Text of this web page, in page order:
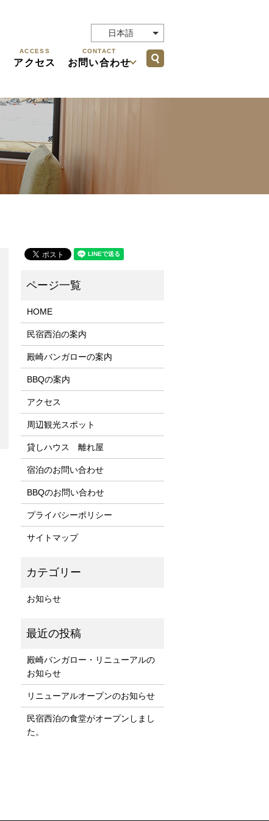
日本語
ACCESS
アクセス
CONTACT
お問い合わせ
HOME
民宿西泊の案内
殿崎バンガローの案内
BBQの案内
アクセス
周辺観光スポット
貸しハウス 離れ屋
宿泊のお問い合わせ
BBQのお問い合わせ
プライバシーポリシー
サイトマップ
お知らせ
殿崎バンガロー・リニューアルの
お知らせ
リニューアルオープンのお知らせ
民宿西泊の食堂がオープンしまし
た。